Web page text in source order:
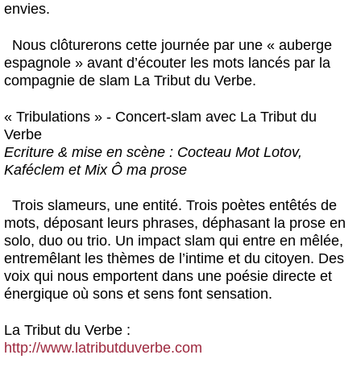
envies.
Nous clôturerons cette journée par une « auberge
espagnole » avant d’écouter les mots lancés par la
compagnie de slam La Tribut du Verbe.
« Tribulations » - Concert-slam avec La Tribut du
Verbe
Ecriture & mise en scène : Cocteau Mot Lotov,
Kaféclem et Mix Ô ma prose
Trois slameurs, une entité. Trois poètes entêtés de
mots, déposant leurs phrases, déphasant la prose en
solo, duo ou trio. Un impact slam qui entre en mêlée,
entremêlant les thèmes de l’intime et du citoyen. Des
voix qui nous emportent dans une poésie directe et
énergique où sons et sens font sensation.
La Tribut du Verbe :
http://www.latributduverbe.com